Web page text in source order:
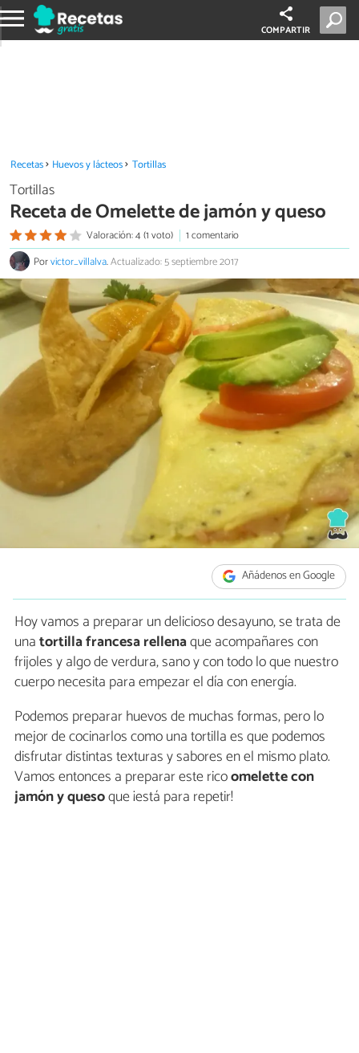
COMPARTIR
Recetas Huevos y lácteos Tortillas
Tortillas
Receta de Omelette de jamón y queso
Valoración: 4 (1 voto)
1 comentario
Porvictor_villalva.Actualizado: 5 septiembre 2017
Añádenos en Google
Hoy vamos a preparar un delicioso desayuno, se trata de
unatortilla francesa rellenaque acompañares con
frijoles y algo de verdura, sano y con todo lo que nuestro
cuerpo necesita para empezar el día con energía.
Podemos preparar huevos de muchas formas, pero lo
mejor de cocinarlos como una tortilla es que podemos
disfrutar distintas texturas y sabores en el mismo plato.
Vamos entonces a preparar este ricoomelette con
jamón y quesoque ¡está para repetir!